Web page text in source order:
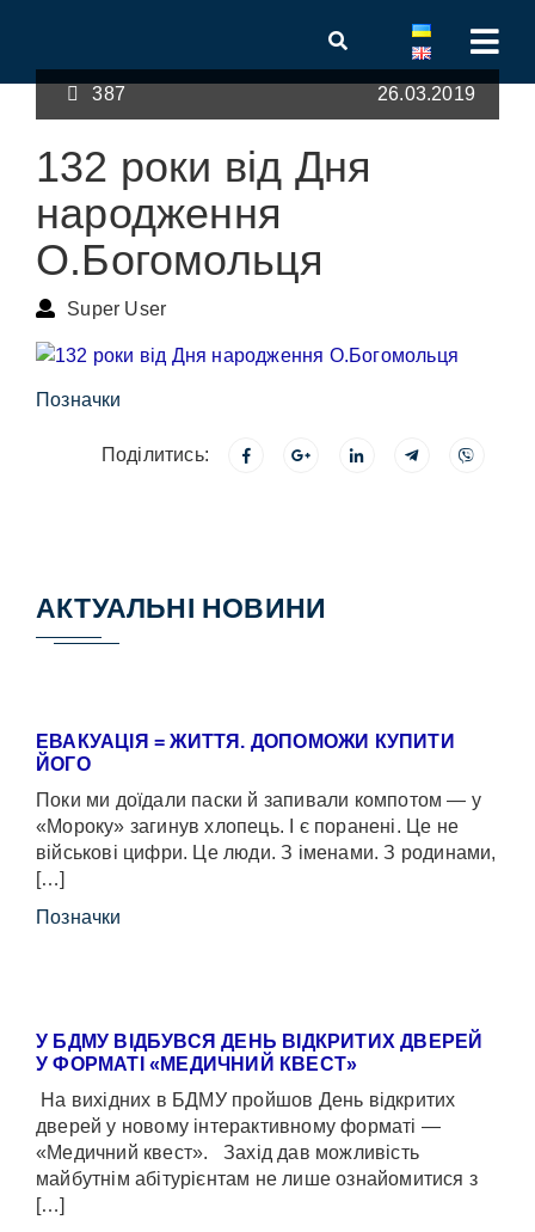
387 26.03.2019
132 роки від Дня
народження
О.Богомольця
Super User
Позначки
Поділитись:
АКТУАЛЬНІ НОВИНИ
ЕВАКУАЦІЯ = ЖИТТЯ. ДОПОМОЖИ КУПИТИ
ЙОГО
Поки ми доїдали паски й запивали компотом — у
«Мороку» загинув хлопець. І є поранені. Це не
військові цифри. Це люди. З іменами. З родинами,
[…]
Позначки
У БДМУ ВІДБУВСЯ ДЕНЬ ВІДКРИТИХ ДВЕРЕЙ
У ФОРМАТІ «МЕДИЧНИЙ КВЕСТ»
На вихідних в БДМУ пройшов День відкритих
дверей у новому інтерактивному форматі —
«Медичний квест». Захід дав можливість
майбутнім абітурієнтам не лише ознайомитися з
[…]